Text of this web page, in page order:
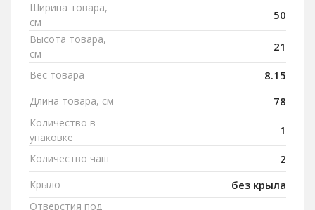
Ширина товара,
см
50
Высота товара,
см
21
Вес товара 8.15
Длина товара, см 78
Количество в
упаковке
1
Количество чаш 2
Крыло без крыла
Отверстия под